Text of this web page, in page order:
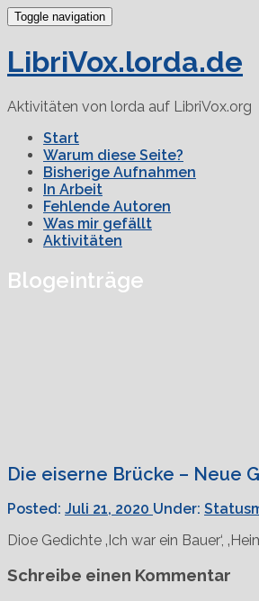
Toggle navigation
LibriVox.lorda.de
Aktivitäten von lorda auf LibriVox.org
Start
Warum diese Seite?
Bisherige Aufnahmen
In Arbeit
Fehlende Autoren
Was mir gefällt
Aktivitäten
Blogeinträge
Die eiserne Brücke – Neue
Posted: Juli 21, 2020 Under:
Dioe Gedichte ‚Ich war ein Bauer‘,
Schreibe einen Kommentar